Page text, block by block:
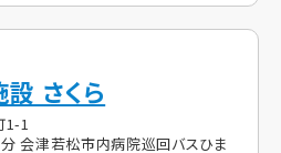
さくら
1-1
会津若松市内病院巡回バスひま